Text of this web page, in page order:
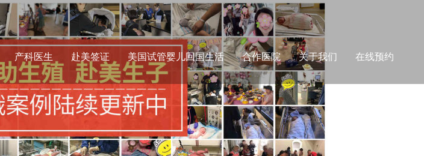
产科医生 赴美签证 美国试管婴儿回国生活 合作医院 关于我们 在线预约